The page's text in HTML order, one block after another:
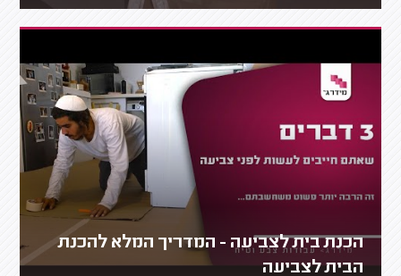
הכנת בית לצביעה - המדריך המלא להכנת
הבית לצביעה